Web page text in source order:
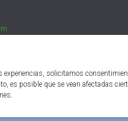
experiencias, solicitamos
es posible que se vean afectadas